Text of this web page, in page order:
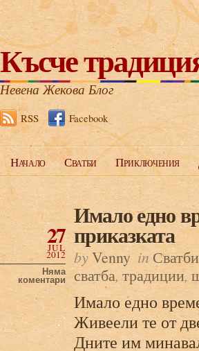
Късче
Невена Жекова Блог
RSS Facebook
Начало Сватби Приключения
Имало едно
приказката
27
JUL
2012
Няма
коментари
byVenny in Сватби
сватба, традиции,
Имало едно
Живеели те от
Дните им